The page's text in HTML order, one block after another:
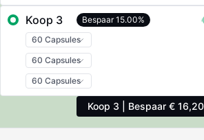
Koop 3 Bespaar 15.00%
Koop 3 | Bespaar € 16,20